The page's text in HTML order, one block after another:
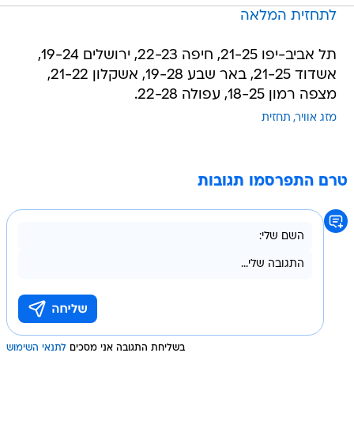
לתחזית המלאה
תל אביב-יפו 21-25, חיפה 22-23, ירושלים 19-24,
אשדוד 21-25, באר שבע 19-28, אשקלון 21-22,
מצפה רמון 18-25, עפולה 22-28.
מזג אוויר תחזית
טרם התפרסמו תגובות
בשליחת התגובה אני מסכים לתנאי השימוש